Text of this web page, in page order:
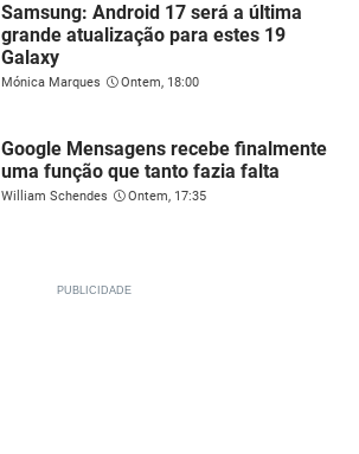
Samsung: Android 17 será a última
grande atualização para estes 19
Galaxy
Mónica Marques Ontem, 18:00
Google Mensagens recebe finalmente
uma função que tanto fazia falta
William Schendes Ontem, 17:35